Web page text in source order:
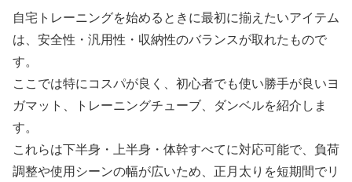
自宅トレーニングを始めるときに最初に揃えたいアイテム
は、安全性・汎用性・収納性のバランスが取れたもので
す。
ここでは特にコスパが良く、初心者でも使い勝手が良いヨ
ガマット、トレーニングチューブ、ダンベルを紹介しま
す。
これらは下半身・上半身・体幹すべてに対応可能で、負荷
調整や使用シーンの幅が広いため、正月太りを短期間でリ